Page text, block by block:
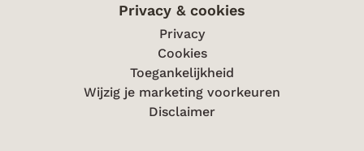
Privacy & cookies
Privacy
Cookies
Toegankelijkheid
Wijzig je marketing voorkeuren
Disclaimer